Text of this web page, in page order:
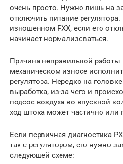
очень просто. Нужно лишь на
отключить питание
изношенном РХХ, если его
начинает нормализоваться.
Причина неправильной работы
механическом износе
регулятора. Нередко на
выработка, из-за чего и
подсос воздуха во впускной
ход штока может частично или
Если первичная диагностика
так с регулятором, его нужно
следующей схеме: